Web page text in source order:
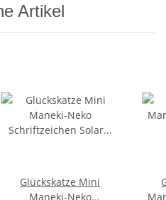
Artikel
Glückskatze Mini
Maneki-Neko